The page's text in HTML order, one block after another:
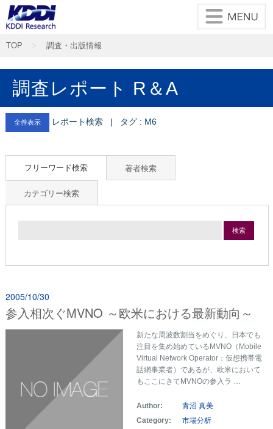
TOP 調査・出版情報
調査レポート R＆A
全件表示 レポート検索 | タグ : M6
フリーワード検索 著者検索
カテゴリー検索
検索
2005/10/30
参入相次ぐMVNO ～欧米における最新動向～
新たな周波数割当をめぐり、日本でも
注目を集め始めているMVNO（Mobile
Virtual Network Operator：仮想携帯電
話網事業者）であるが、欧米において
もここにきてMVNOの参入ラ …
Author:
青沼 真美
Category:
市場分析